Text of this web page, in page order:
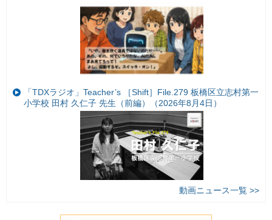
「TDXラジオ」Teacher’s ［Shift］File.279 板橋区立志村第一
小学校 田村 久仁子 先生（前編）（2026年8月4日）
動画ニュース一覧 >>